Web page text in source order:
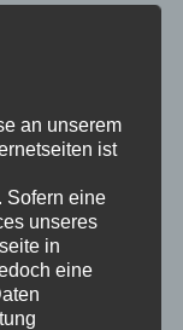
aktuell somit
an unserem
ist
Sofern eine
unseres
in
eine